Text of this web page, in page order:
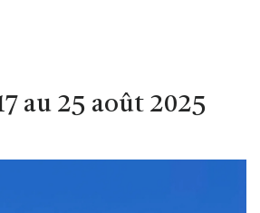
au 25 août 2025